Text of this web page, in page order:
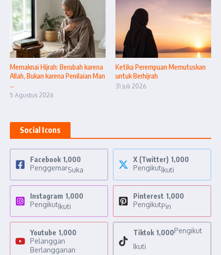
Memaknai Hijrah: Berubah karena
Allah, Bukan karena Penilaian Man
...
5 Agustus 2026
Ketika Perempuan Memutuskan
untuk Berhijrah
31 Juli 2026
Social Icons
Facebook 1,000
PenggemarSuka
X (Twitter) 1,000
PengikutIkuti
Instagram 1,000
PengikutIkuti
Pinterest 1,000
PengikutPin
Youtube 1,000
Pelanggan
Berlangganan
Tiktok 1,000Pengikut
Ikuti